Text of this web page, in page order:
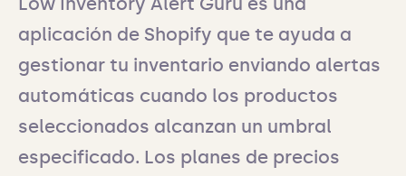
aplicación de Shopify que te ayuda a
gestionar tu inventario enviando alertas
automáticas cuando los productos
seleccionados alcanzan un umbral
especificado. Los planes de precios